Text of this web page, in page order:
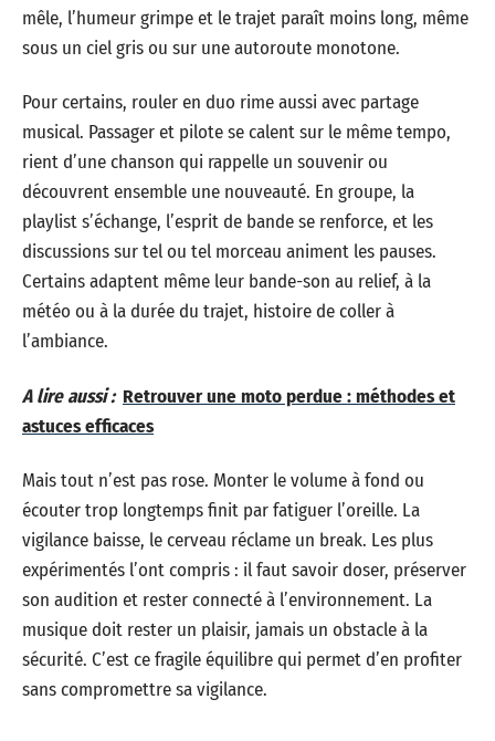
mêle, l’humeur grimpe et le trajet paraît moins long, même
sous un ciel gris ou sur une autoroute monotone.
Pour certains, rouler en duo rime aussi avec partage
musical. Passager et pilote se calent sur le même tempo,
rient d’une chanson qui rappelle un souvenir ou
découvrent ensemble une nouveauté. En groupe, la
playlist s’échange, l’esprit de bande se renforce, et les
discussions sur tel ou tel morceau animent les pauses.
Certains adaptent même leur bande-son au relief, à la
météo ou à la durée du trajet, histoire de coller à
l’ambiance.
A lire aussi : Retrouver une moto perdue : méthodes et
astuces efficaces
Mais tout n’est pas rose. Monter le volume à fond ou
écouter trop longtemps finit par fatiguer l’oreille. La
vigilance baisse, le cerveau réclame un break. Les plus
expérimentés l’ont compris : il faut savoir doser, préserver
son audition et rester connecté à l’environnement. La
musique doit rester un plaisir, jamais un obstacle à la
sécurité. C’est ce fragile équilibre qui permet d’en profiter
sans compromettre sa vigilance.